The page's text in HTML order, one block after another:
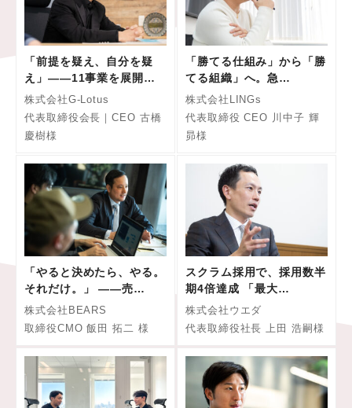
「前提を疑え、自分を疑
え」――11事業を展開…
株式会社G-Lotus
代表取締役会長｜CEO 古橋
慶樹様
「勝てる仕組み」から「勝
てる組織」へ。急…
株式会社LINGs
代表取締役 CEO 川中子 輝
昴様
「やると決めたら、やる。
それだけ。」 ——売…
株式会社BEARS
取締役CMO 飯田 拓二 様
スクラム採用で、採用数半
期4倍達成 「最大…
株式会社ウエダ
代表取締役社長 上田 浩嗣様